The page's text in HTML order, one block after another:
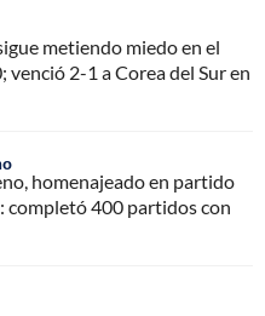
metiendo miedo en el
venció 2-1 a Corea del Sur en
homenajeado en partido
completó 400 partidos con